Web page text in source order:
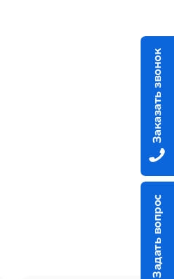
Задать вопрос
Заказать звонок